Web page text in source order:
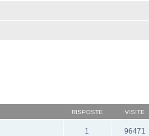
RISPOSTE VISITE
1 96471